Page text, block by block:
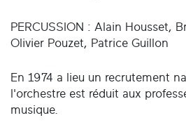
PERCUSSION : Alain Housset,
Olivier Pouzet, Patrice Guillon
En 1974 a lieu un recrutement
l'orchestre est réduit aux
musique.